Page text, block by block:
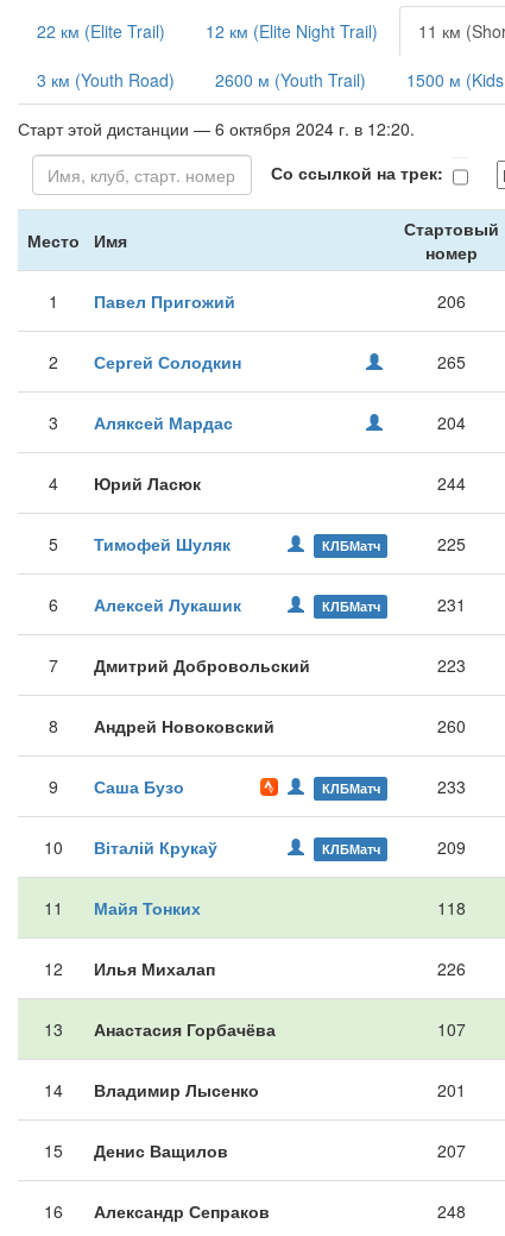
22 км (Elite Trail) 12 км (Elite Night Trail) 11 км
3 км (Youth Road) 2600 м (Youth Trail) 1500 м
Старт этой дистанции — 6 октября 2024 г. в 12:20.
Со ссылкой на трек:
Место Имя
Стартовый
номер
1 Павел Пригожий 206
2 Сергей Солодкин 265
3 Аляксей Мардас 204
4 Юрий Ласюк 244
5 КЛБМатч
Тимофей Шуляк 225
6 КЛБМатч
Алексей Лукашик 231
7 Дмитрий Добровольский 223
8 Андрей Новоковский 260
9 КЛБМатч
Саша Бузо 233
10 КЛБМатч
Віталій Крукаў 209
11 Майя Тонких 118
12 Илья Михалап 226
13 Анастасия Горбачёва 107
14 Владимир Лысенко 201
15 Денис Ващилов 207
16 Александр Сепраков 248